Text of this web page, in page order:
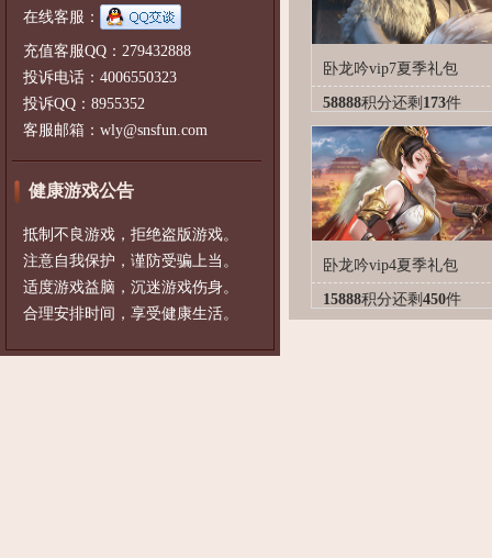
在线客服：
充值客服QQ：279432888
投诉电话：4006550323
投诉QQ：8955352
客服邮箱：wly@snsfun.com
健康游戏公告
抵制不良游戏，拒绝盗版游戏。
注意自我保护，谨防受骗上当。
适度游戏益脑，沉迷游戏伤身。
合理安排时间，享受健康生活。
卧龙吟vip7夏季礼包
58888积分还剩 173件
卧龙吟vip4夏季礼包
15888积分还剩 450件